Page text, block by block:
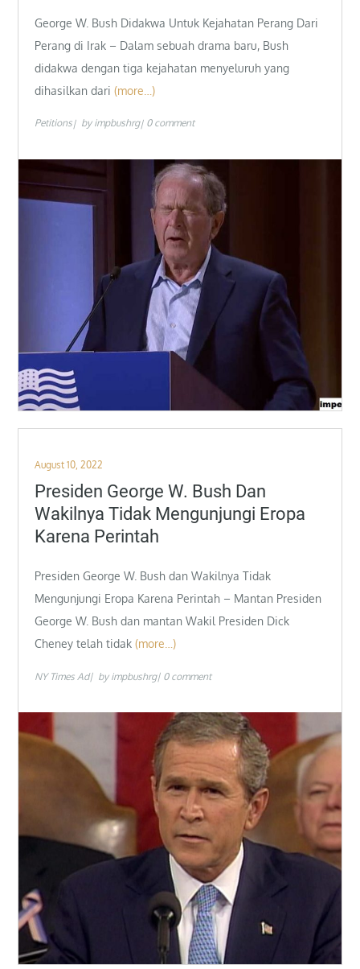
George W. Bush Didakwa Untuk Kejahatan Perang Dari
Perang di Irak – Dalam sebuah drama baru, Bush
didakwa dengan tiga kejahatan menyeluruh yang
dihasilkan dari (more…)
Petitions by impbushrg 0 comment
Posted
on
August 10, 2022
Presiden George W. Bush Dan
Wakilnya Tidak Mengunjungi Eropa
Karena Perintah
Presiden George W. Bush dan Wakilnya Tidak
Mengunjungi Eropa Karena Perintah – Mantan Presiden
George W. Bush dan mantan Wakil Presiden Dick
Cheney telah tidak (more…)
NY Times Ad by impbushrg 0 comment